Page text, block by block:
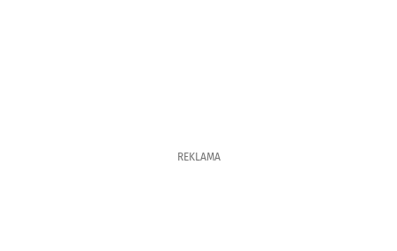
REKLAMA